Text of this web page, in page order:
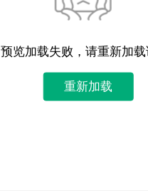
预览加载失败，请重新加载
重新加载